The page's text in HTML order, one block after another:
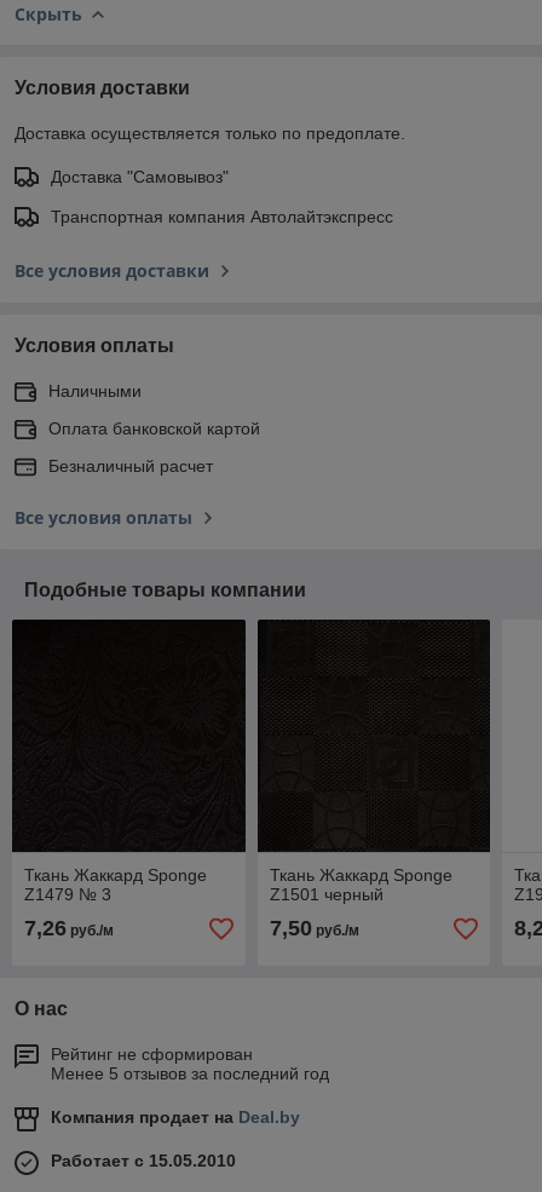
Скрыть
Условия доставки
Доставка осуществляется только по предоплате.
Доставка "Самовывоз"
Транспортная компания Автолайтэкспресс
Все условия доставки
Условия оплаты
Наличными
Оплата банковской картой
Безналичный расчет
Все условия оплаты
Подобные товары компании
Ткань Жаккард Sponge
Z1479 № 3
7,26 руб./м
Ткань Жаккард Sponge
Z1501 черный
7,50руб./м
О нас
Рейтинг не сформирован
Менее 5 отзывов за последний год
Компания продает на Deal.by
Работает с 15.05.2010